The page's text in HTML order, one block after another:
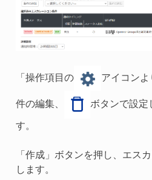
「操作項目の アイコン
件の編集、 ボタンで設定
す。
「作成」ボタンを押し、エス
します。